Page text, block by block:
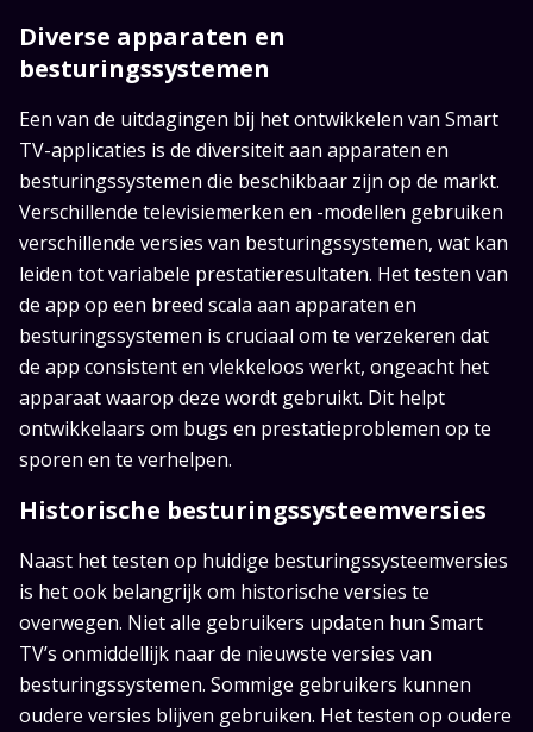
Diverse apparaten en
besturingssystemen
Een van de uitdagingen bij het ontwikkelen van Smart
TV-applicaties is de diversiteit aan apparaten en
besturingssystemen die beschikbaar zijn op de markt.
Verschillende televisiemerken en -modellen gebruiken
verschillende versies van besturingssystemen, wat kan
leiden tot variabele prestatieresultaten. Het testen van
de app op een breed scala aan apparaten en
besturingssystemen is cruciaal om te verzekeren dat
de app consistent en vlekkeloos werkt, ongeacht het
apparaat waarop deze wordt gebruikt. Dit helpt
ontwikkelaars om bugs en prestatieproblemen op te
sporen en te verhelpen.
Historische besturingssysteemversies
Naast het testen op huidige besturingssysteemversies
is het ook belangrijk om historische versies te
overwegen. Niet alle gebruikers updaten hun Smart
TV’s onmiddellijk naar de nieuwste versies van
besturingssystemen. Sommige gebruikers kunnen
oudere versies blijven gebruiken. Het testen op oudere